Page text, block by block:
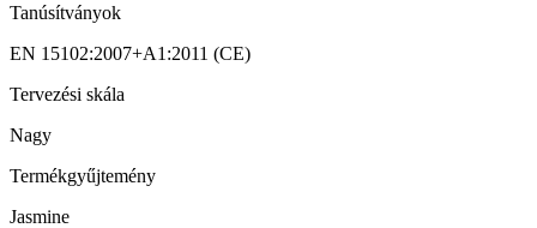
Tanúsítványok
EN 15102:2007+A1:2011 (CE)
Tervezési skála
Nagy
Termékgyűjtemény
Jasmine